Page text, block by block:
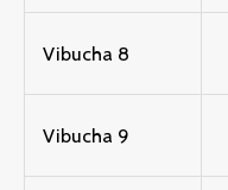
Vibucha 8
Vibucha 9